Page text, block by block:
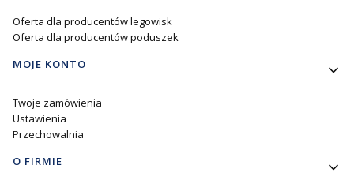
Oferta dla producentów legowisk
Oferta dla producentów poduszek
MOJE KONTO
Twoje zamówienia
Ustawienia
Przechowalnia
O FIRMIE